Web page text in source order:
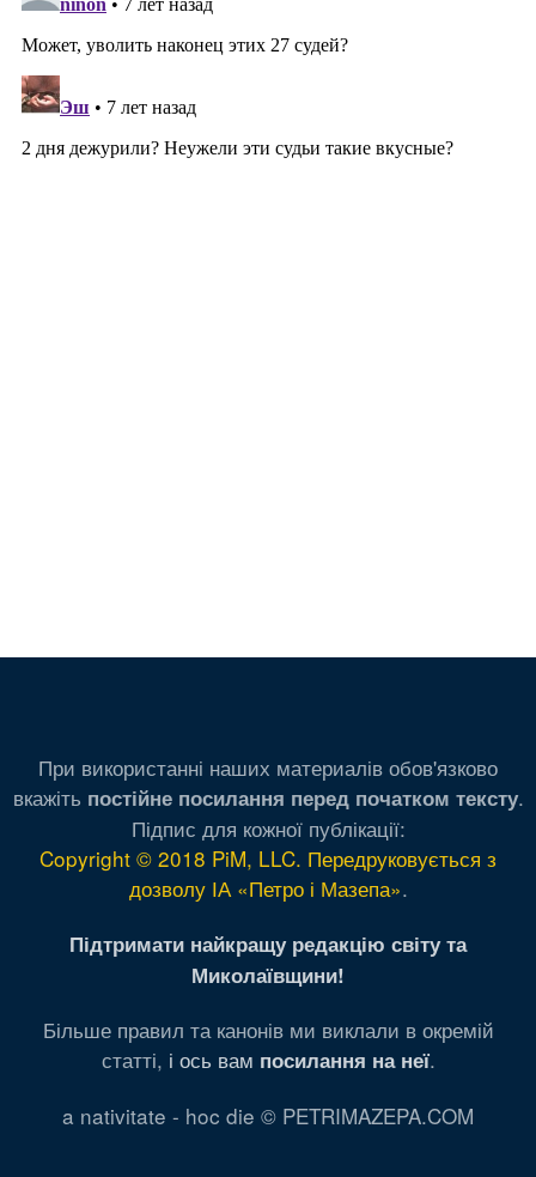
При використанні наших материалів обов'язково
вкажіть постійне посилання перед початком тексту.
Підпис для кожної публікації:
Copyright © 2018 PiM, LLC. Передруковується з
дозволу ІА «Петро і Мазепа».
Підтримати найкращу редакцію світу та
Миколаївщини!
Більше правил та канонів ми виклали в окремій
статті, і ось вам посилання на неї.
a nativitate - hoc die © PETRIMAZEPA.COM